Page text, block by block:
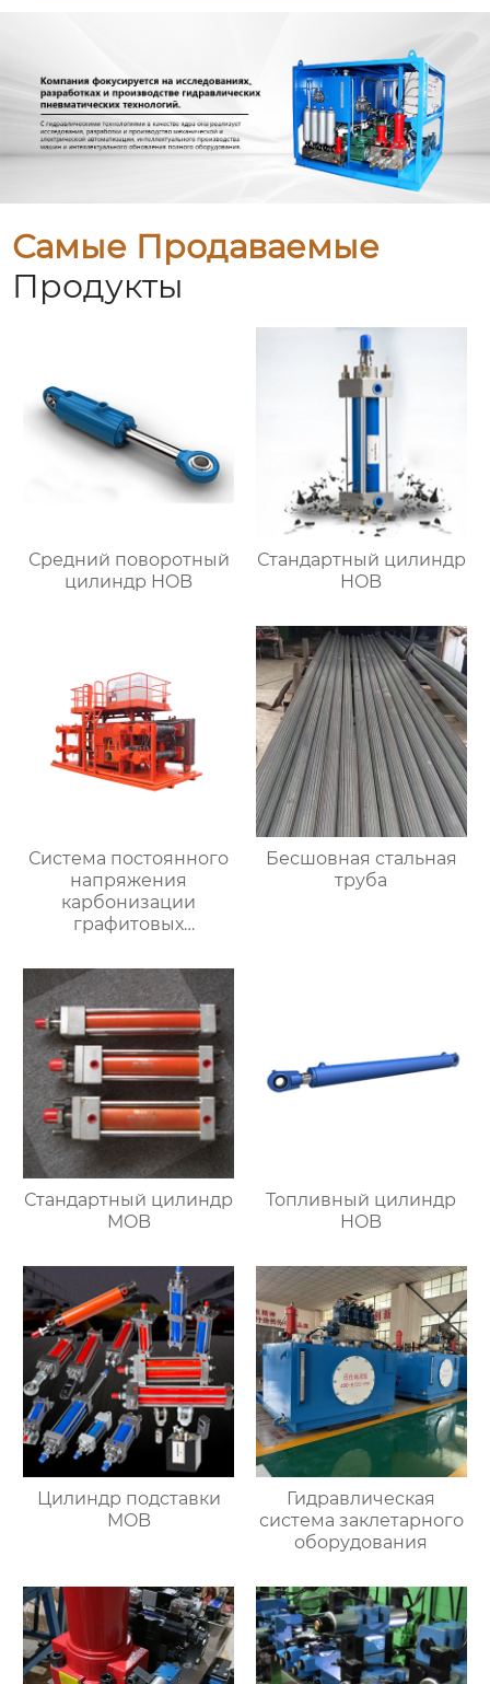
Самые Продаваемые
Продукты
Средний поворотный
цилиндр HOB
Стандартный цилиндр
HOB
Система постоянного
напряжения
карбонизации
графитовых
Бесшовная стальная
труба
Стандартный цилиндр
MOB
Топливный цилиндр
HOB
Цилиндр подставки
MOB
Гидравлическая
система заклетарного
оборудования